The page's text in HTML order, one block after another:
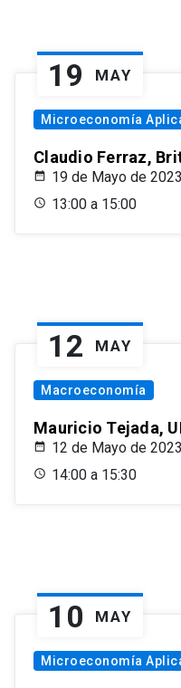
19 MAY
Microeconomía
Claudio Ferraz,
19 de Mayo de 2023
13:00 a 15:00
12 MAY
Macroeconomía
Mauricio Tejada,
12 de Mayo de 2023
14:00 a 15:30
10 MAY
Microeconomía